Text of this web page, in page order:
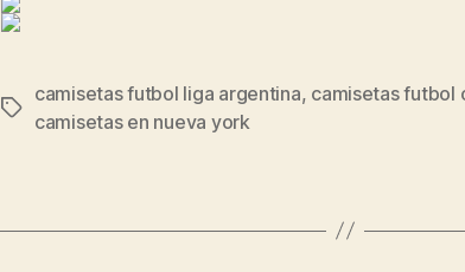
Etiquetas
camisetas futbol liga argentina, camisetas futbol
camisetas en nueva york